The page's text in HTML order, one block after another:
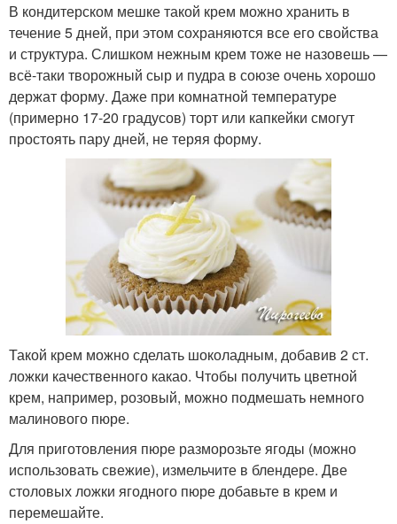
В кондитерском мешке такой крем можно хранить в
течение 5 дней, при этом сохраняются все его свойства
и структура. Слишком нежным крем тоже не назовешь —
всё-таки творожный сыр и пудра в союзе очень хорошо
держат форму. Даже при комнатной температуре
(примерно 17-20 градусов) торт или капкейки смогут
простоять пару дней, не теряя форму.
Такой крем можно сделать шоколадным, добавив 2 ст.
ложки качественного какао. Чтобы получить цветной
крем, например, розовый, можно подмешать немного
малинового пюре.
Для приготовления пюре разморозьте ягоды (можно
использовать свежие), измельчите в блендере. Две
столовых ложки ягодного пюре добавьте в крем и
перемешайте.